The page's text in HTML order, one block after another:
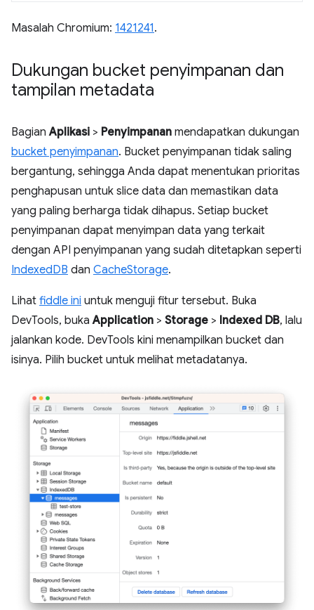
Masalah Chromium: 1421241.
Dukungan bucket penyimpanan dan
tampilan metadata
BagianAplikasi > Penyimpanan mendapatkan dukungan
bucket penyimpanan. Bucket penyimpanan tidak saling
bergantung, sehingga Anda dapat menentukan prioritas
penghapusan untuk slice data dan memastikan data
yang paling berharga tidak dihapus. Setiap bucket
penyimpanan dapat menyimpan data yang terkait
dengan API penyimpanan yang sudah ditetapkan seperti
IndexedDB dan CacheStorage.
Lihat fiddle ini untuk menguji fitur tersebut. Buka
DevTools, bukaApplication > Storage > Indexed DB, lalu
jalankan kode. DevTools kini menampilkan bucket dan
isinya. Pilih bucket untuk melihat metadatanya.